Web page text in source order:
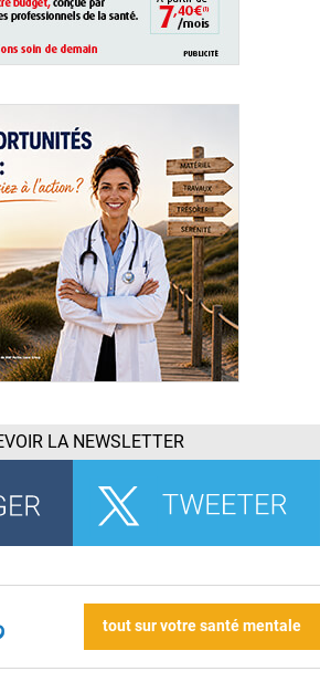
LA NEWSLETTER
tout sur votre santé mentale